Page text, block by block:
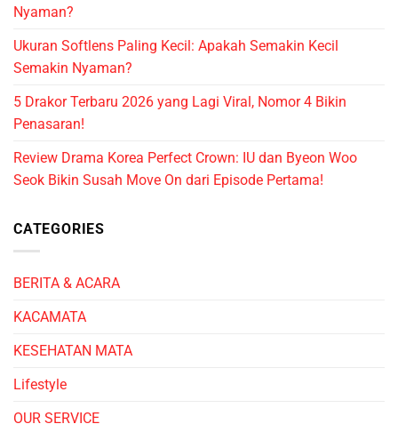
Nyaman?
Ukuran Softlens Paling Kecil: Apakah Semakin Kecil
Semakin Nyaman?
5 Drakor Terbaru 2026 yang Lagi Viral, Nomor 4 Bikin
Penasaran!
Review Drama Korea Perfect Crown: IU dan Byeon Woo
Seok Bikin Susah Move On dari Episode Pertama!
CATEGORIES
BERITA & ACARA
KACAMATA
KESEHATAN MATA
Lifestyle
OUR SERVICE